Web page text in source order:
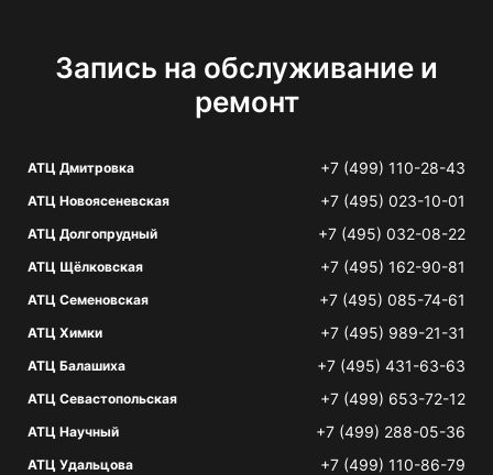
Запись на обслуживание и
ремонт
АТЦ Дмитровка +7 (499) 110-28-43
АТЦ Новоясеневская +7 (495) 023-10-01
АТЦ Долгопрудный +7 (495) 032-08-22
АТЦ Щёлковская +7 (495) 162-90-81
АТЦ Семеновская +7 (495) 085-74-61
АТЦ Химки +7 (495) 989-21-31
АТЦ Балашиха +7 (495) 431-63-63
АТЦ Севастопольская +7 (499) 653-72-12
АТЦ Научный +7 (499) 288-05-36
АТЦ Удальцова +7 (499) 110-86-79